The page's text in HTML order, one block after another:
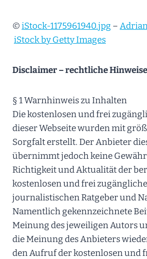
©iStock-1175961940.jpg –
iStock by Getty Images
Disclaimer – rechtliche Hinweise
§ 1 Warnhinweis zu Inhalten
Die kostenlosen und frei
dieser Webseite wurden mit
Sorgfalt erstellt. Der Anbieter
übernimmt jedoch keine
Richtigkeit und Aktualität der
kostenlosen und frei
journalistischen Ratgeber und
Namentlich gekennzeichnete
Meinung des jeweiligen Autors
die Meinung des Anbieters
den Aufruf der kostenlosen und